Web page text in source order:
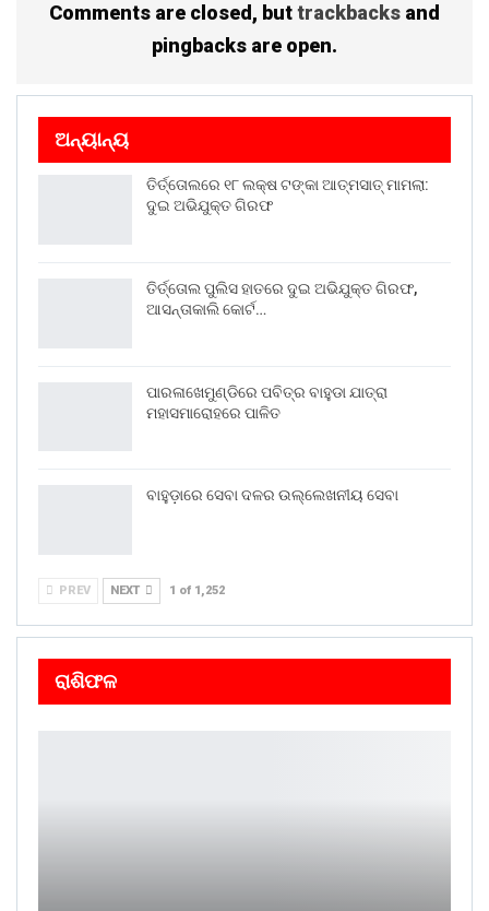
Comments are closed, buttrackbacks and
pingbacks are open.
ଅନ୍ୟାନ୍ୟ
ତିର୍ତ୍ତୋଲରେ ୧୮ ଲକ୍ଷ ଟଙ୍କା ଆତ୍ମସାତ୍ ମାମଲା:
ଦୁଇ ଅଭିଯୁକ୍ତ ଗିରଫ
ତିର୍ତ୍ତୋଲ ପୁଲିସ ହାତରେ ଦୁଇ ଅଭିଯୁକ୍ତ ଗିରଫ,
ଆସନ୍ତାକାଲି କୋର୍ଟ…
ପାରଳାଖେମୁଣ୍ଡିରେ ପବିତ୍ର ବାହୁଡା ଯାତ୍ରା
ମହାସମାରୋହରେ ପାଳିତ
ବାହୁଡ଼ାରେ ସେବା ଦଳର ଉଲ୍ଲେଖନୀୟ ସେବା
PREV NEXT 1 of 1,252
ରାଶିଫଳ